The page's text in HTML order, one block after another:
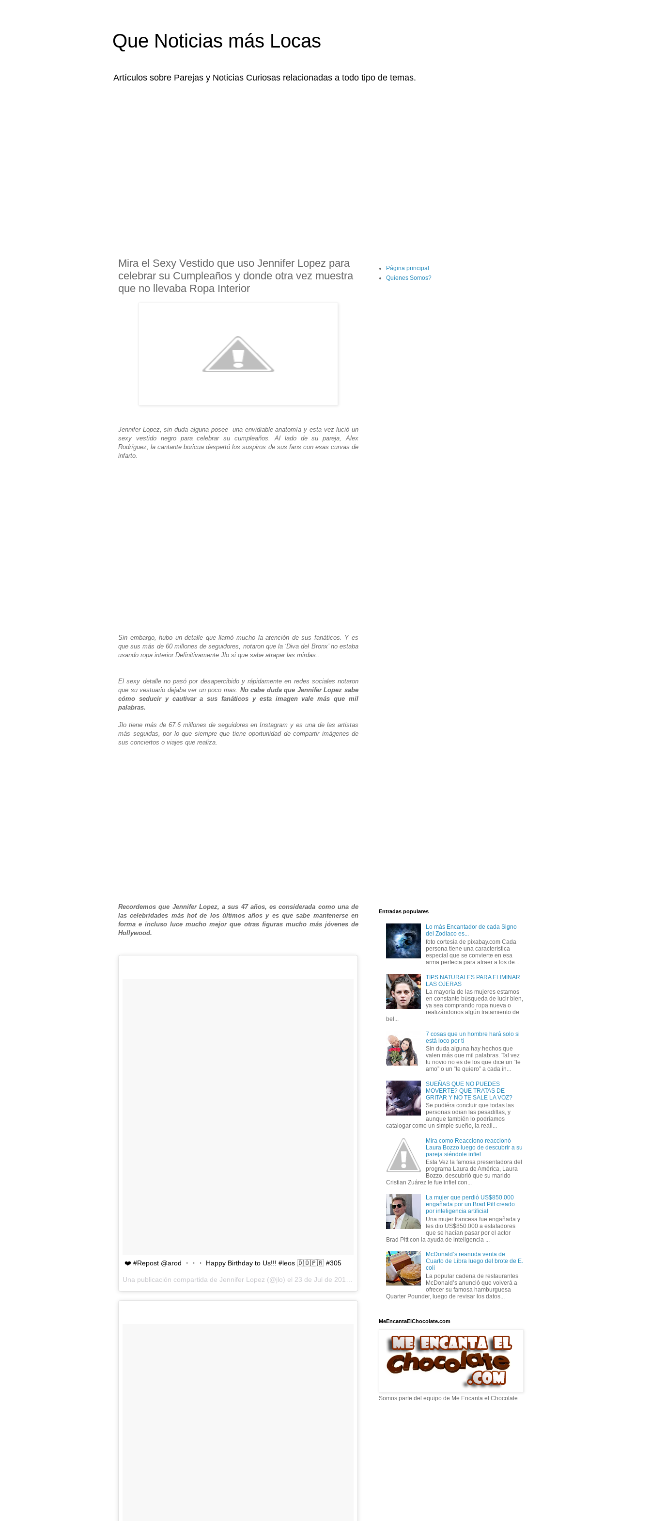
Que Noticias más Locas
Artículos sobre Parejas y Noticias Curiosas relacionadas a todo tipo de temas.
Mira el Sexy Vestido que uso Jennifer Lopez para
celebrar su Cumpleaños y donde otra vez muestra
que no llevaba Ropa Interior
Jennifer Lopez, sin duda alguna posee una envidiable anatomía y esta vez lució un
sexy vestido negro para celebrar su cumpleaños. Al lado de su pareja, Alex
Rodríguez, la cantante boricua despertó los suspiros de sus fans con esas curvas de
infarto.
Sin embargo, hubo un detalle que llamó mucho la atención de sus fanáticos. Y es
que sus más de 60 millones de seguidores, notaron que la ‘Diva del Bronx’ no estaba
usando ropa interior.Definitivamente Jlo si que sabe atrapar las mirdas..
El sexy detalle no pasó por desapercibido y rápidamente en redes sociales notaron
que su vestuario dejaba ver un poco mas. No cabe duda que Jennifer Lopez sabe
cómo seducir y cautivar a sus fanáticos y esta imagen vale más que mil
palabras.
Jlo tiene más de 67.6 millones de seguidores en Instagram y es una de las artistas
más seguidas, por lo que siempre que tiene oportunidad de compartir imágenes de
sus conciertos o viajes que realiza.
Recordemos que Jennifer Lopez, a sus 47 años, es considerada como una de
las celebridades más hot de los últimos años y es que sabe mantenerse en
forma e incluso luce mucho mejor que otras figuras mucho más jóvenes de
Hollywood.
❤️ #Repost @arod ・・・ Happy Birthday to Us!!! #leos 🇩🇴🇵🇷 #305
Una publicación compartida de Jennifer Lopez (@jlo) el 23 de Jul de 2017 a la(s) 3:01 PDT
Página principal
Quienes Somos?
Entradas populares
Lo más Encantador de cada Signo
del Zodiaco es...
foto cortesia de pixabay.com Cada
persona tiene una característica
especial que se convierte en esa
arma perfecta para atraer a los de...
TIPS NATURALES PARA ELIMINAR
LAS OJERAS
La mayoría de las mujeres estamos
en constante búsqueda de lucir bien,
ya sea comprando ropa nueva o
realizándonos algún tratamiento de
bel...
7 cosas que un hombre hará solo si
está loco por ti
Sin duda alguna hay hechos que
valen más que mil palabras. Tal vez
tu novio no es de los que dice un “te
amo” o un “te quiero” a cada in...
SUEÑAS QUE NO PUEDES
MOVERTE? QUE TRATAS DE
GRITAR Y NO TE SALE LA VOZ?
Se pudiéra concluir que todas las
personas odian las pesadillas, y
aunque también lo podríamos
catalogar como un simple sueño, la reali...
Mira como Reacciono reaccionó
Laura Bozzo luego de descubrir a su
pareja siéndole infiel
Esta Vez la famosa presentadora del
programa Laura de América, Laura
Bozzo, descubrió que su marido
Cristian Zuárez le fue infiel con...
La mujer que perdió US$850.000
engañada por un Brad Pitt creado
por inteligencia artificial
Una mujer francesa fue engañada y
les dio US$850.000 a estafadores
que se hacían pasar por el actor
Brad Pitt con la ayuda de inteligencia ...
McDonald’s reanuda venta de
Cuarto de Libra luego del brote de E.
coli
La popular cadena de restaurantes
McDonald’s anunció que volverá a
ofrecer su famosa hamburguesa
Quarter Pounder, luego de revisar los datos...
MeEncantaElChocolate.com
Somos parte del equipo de Me Encanta el Chocolate